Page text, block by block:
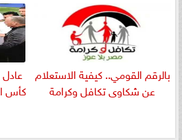
بالرقم القومي.. كيفية الاستعلام
عن شكاوى تكافل وكرامة
كأس